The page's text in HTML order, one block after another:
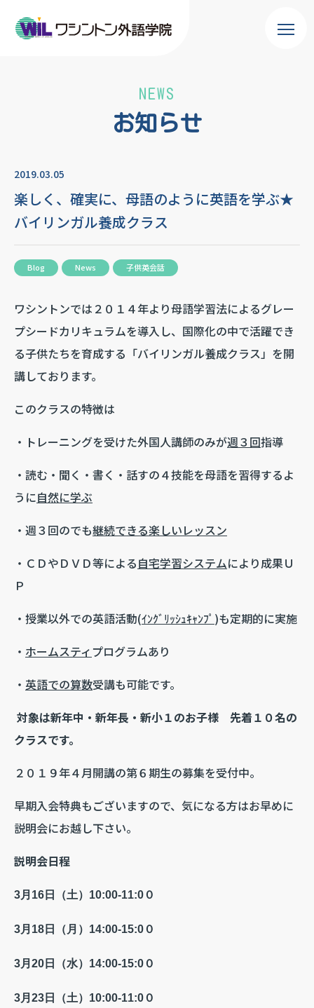
お知らせ
NEWS
2019.03.05
楽しく、確実に、母語のように英語を学ぶ★
バイリンガル養成クラス
Blog News 子供英会話
ワシントンでは２０１４年より母語学習法によるグレー
プシードカリキュラムを導入し、国際化の中で活躍でき
る子供たちを育成する「バイリンガル養成クラス」を開
講しております。
このクラスの特徴は
・トレーニングを受けた外国人講師のみが週３回指導
・読む・聞く・書く・話すの４技能を母語を習得するよ
うに自然に学ぶ
・週３回のでも継続できる楽しいレッスン
・ＣＤやＤＶＤ等による自宅学習システムにより成果Ｕ
Ｐ
・授業以外での英語活動(ｲﾝｸﾞﾘｯｼｭｷｬﾝﾌﾟ )も定期的に実施
・ ホームスティ プログラムあり
・ 英語での算数受講も可能です。
対象は新年中・新年長・新小１のお子様 先着１０名の
クラスです。
２０１９年４月開講の第６期生の募集を受付中。
早期入会特典もございますので、気になる方はお早めに
説明会にお越し下さい。
説明会日程
3月16日（土）10:00-11:0０
3月18日（月）14:00-15:0０
3月20日（水）14:00-15:0０
3月 23日（土）10:00-11:0０